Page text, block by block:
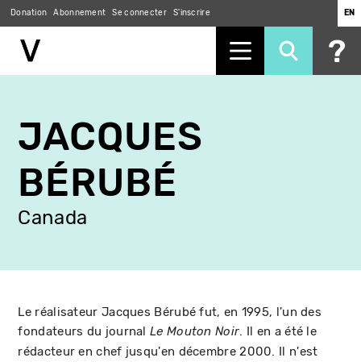
contenu
principal
Donation Abonnement Se connecter S'inscrire EN
JACQUES
BÉRUBÉ
Canada
Le réalisateur Jacques Bérubé fut, en 1995, l'un des
fondateurs du journalLe Mouton Noir. Il en a été le
rédacteur en chef jusqu'en décembre 2000. Il n'est